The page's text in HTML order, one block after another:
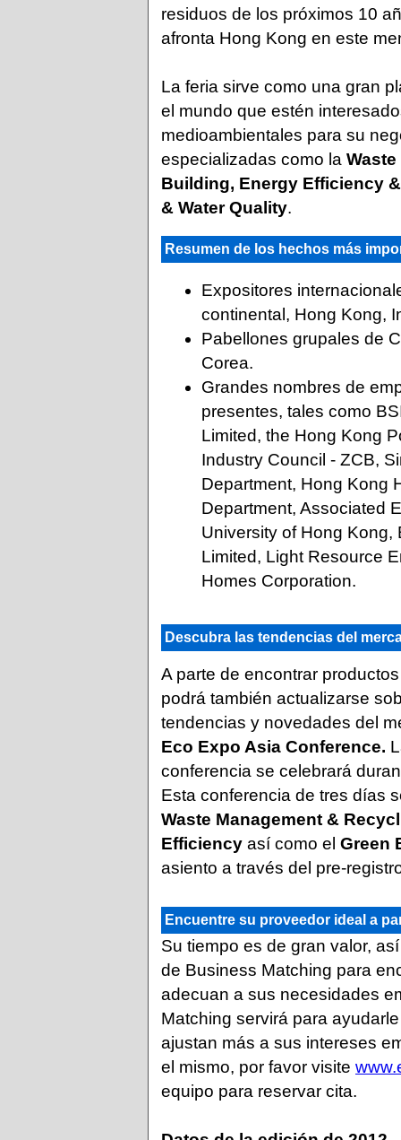
residuos de los próximos 10
afronta Hong Kong en este
La feria sirve como una gran
el mundo que estén
medioambientales para su
especializadas como la
Building, Energy Efficiency
& Water Quality.
Resumen de los hechos más
Expositores
continental, Hong Kong,
Pabellones grupales de
Corea.
Grandes nombres de
presentes, tales como
Limited, the Hong Kong
Industry Council - ZCB,
Department, Hong Kong
Department, Associated
University of Hong
Limited, Light Resource
Homes Corporation.
Descubra las tendencias del
A parte de encontrar
podrá también actualizarse
tendencias y novedades del
Eco Expo Asia Conference.
conferencia se celebrará
Esta conferencia de tres días
Waste Management &
Efficiency así como el Green
asiento a través del pre-
Encuentre su proveedor ideal a
Su tiempo es de gran valor,
de Business Matching para
adecuan a sus necesidades
Matching servirá para
ajustan más a sus intereses
el mismo, por favor visite
equipo para reservar cita.